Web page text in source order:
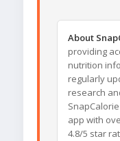
About
providing
nutrition
regularly
research
app with
4.8/5 star